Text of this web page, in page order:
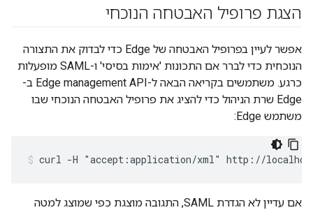
הצגת פרופיל האבטחה הנוכחי
אפשר לעיין בפרופיל האבטחה של Edge כדי לבדוק את התצורה
הנוכחית כדי לברר אם התכונות 'אימות בסיסי' ו-SAML מופעלות
כרגע. משתמשים בקריאה הבאה ל-Edge management API ב-
Edge שרת הניהול כדי להציג את פרופיל האבטחה הנוכחי שבו
משתמש Edge:
curl -H "accept:application/xml" http://
אם עדיין לא הגדרת SAML, התגובה מוצגת כפי שמוצג למטה